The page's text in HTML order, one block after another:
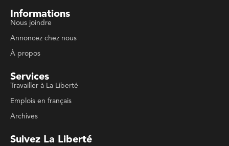
Informations
Nous joindre
Annoncez chez nous
À propos
Services
Travailler à La Liberté
Emplois en français
Archives
Suivez La Liberté